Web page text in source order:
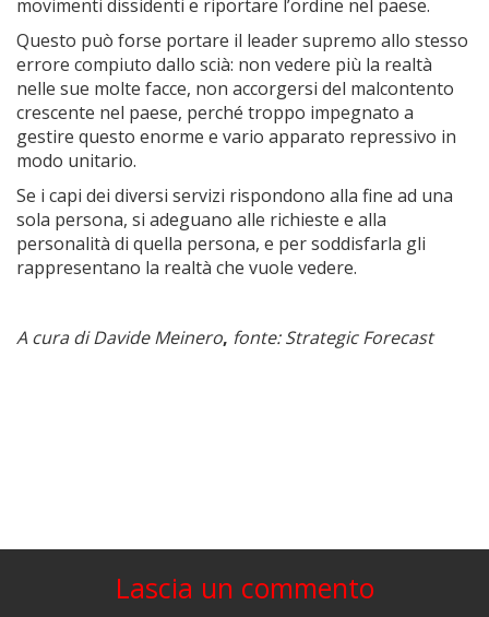
movimenti dissidenti e riportare l’ordine nel paese.
Questo può forse portare il leader supremo allo stesso
errore compiuto dallo scià: non vedere più la realtà
nelle sue molte facce, non accorgersi del malcontento
crescente nel paese, perché troppo impegnato a
gestire questo enorme e vario apparato repressivo in
modo unitario.
Se i capi dei diversi servizi rispondono alla fine ad una
sola persona, si adeguano alle richieste e alla
personalità di quella persona, e per soddisfarla gli
rappresentano la realtà che vuole vedere.
A cura di Davide Meinero, fonte: Strategic Forecast
Lascia un commento